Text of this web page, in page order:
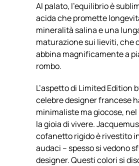
Al palato, l’equilibrio è
acida che promette
mineralità salina e una
maturazione sui lieviti, che
abbina magnificamente a
rombo.
L’aspetto di Limited
celebre designer francese
minimaliste ma giocose,
la gioia di vivere.
cofanetto rigido è rivestito
audaci – spesso si vedono
designer. Questi colori si